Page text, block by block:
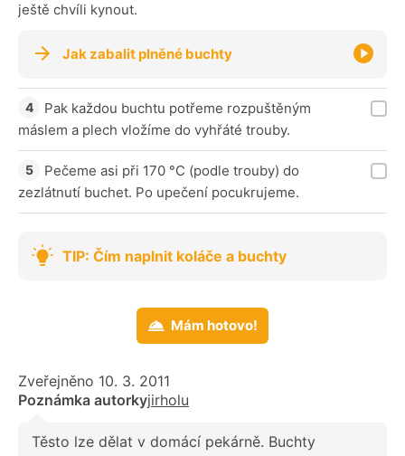
ještě chvíli kynout.
Jak zabalit plněné buchty
Pak každou buchtu potřeme rozpuštěným
máslem a plech vložíme do vyhřáté trouby.
Pečeme asi při 170 °C (podle trouby) do
zezlátnutí buchet. Po upečení pocukrujeme.
TIP: Čím naplnit koláče a buchty
Mám hotovo!
Zveřejněno 10. 3. 2011
Poznámka autorkyjirholu
Těsto lze dělat v domácí pekárně. Buchty